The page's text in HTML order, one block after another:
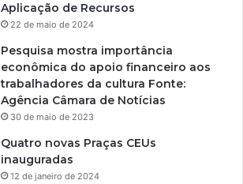
Aplicação de Recursos
22 de maio de 2024
Pesquisa mostra importância
econômica do apoio financeiro aos
trabalhadores da cultura Fonte:
Agência Câmara de Notícias
30 de maio de 2023
Quatro novas Praças CEUs
inauguradas
12 de janeiro de 2024